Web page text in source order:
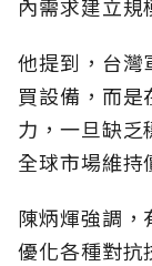
內需求建立規
他提到，台灣
買設備，而
力，一旦缺乏
全球市場維持
陳炳煇強調，
優化各種對抗